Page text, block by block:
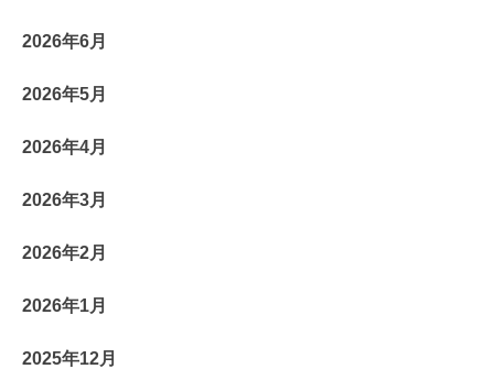
2026年6月
2026年5月
2026年4月
2026年3月
2026年2月
2026年1月
2025年12月